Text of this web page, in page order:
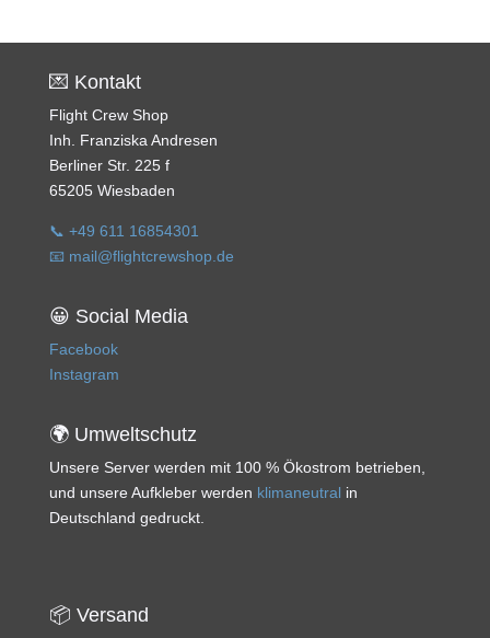
💌 Kontakt
Flight Crew Shop
Inh. Franziska Andresen
Berliner Str. 225 f
65205 Wiesbaden
📞 +49 611 16854301
📧 mail@flightcrewshop.de
😀 Social Media
Facebook
Instagram
🌍 Umweltschutz
Unsere Server werden mit 100 % Ökostrom betrieben,
und unsere Aufkleber werden klimaneutral in
Deutschland gedruckt.
📦 Versand